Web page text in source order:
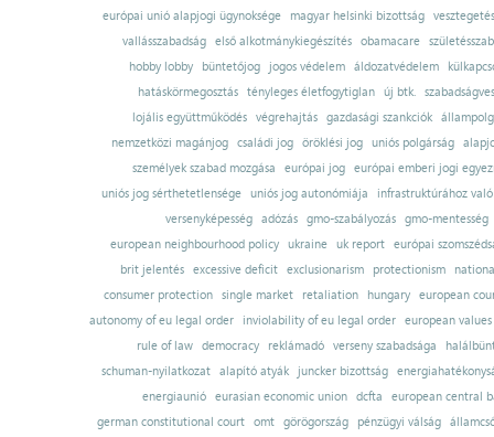
európai unió alapjogi ügynoksége
magyar helsinki bizottság
vesztegetés
vallásszabadság
első alkotmánykiegészítés obamacare
hobby lobby
büntetőjog jogos védelem áldozatvédelem
hatáskörmegosztás tényleges életfogytiglan új btk.
lojális együttműködés
végrehajtás gazdasági szankciók
nemzetközi magánjog
családi jog öröklési jog uniós polgárság
személyek szabad mozgása
európai jog európai emberi jogi
uniós jog sérthetetlensége uniós jog autonómiája
infrastruktúrához
versenyképesség adózás gmo-szabályozás gmo-mentesség
european neighbourhood policy
ukraine uk report
európai
brit jelentés excessive deficit exclusionarism protectionism
consumer protection
single market retaliation hungary
european
autonomy of eu legal order
inviolability of eu legal order
european values
rule of law
democracy reklámadó verseny szabadsága
schuman-nyilatkozat alapító atyák juncker bizottság
energiaunió eurasian economic union dcfta
european central
german constitutional court
omt görögország pénzügyi válság